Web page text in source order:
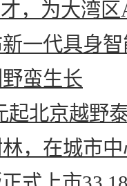
，为大湾
一代具身
蛮生长
起北京越野
，在城市